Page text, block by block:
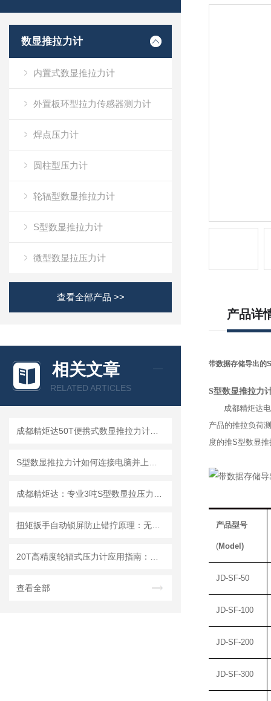
数显推拉力计
内置式数显推拉力计
外置板环型拉力传感器测力计
焊点压力计
圆柱型压力计
轮辐型数显推拉力计
S型数显推拉力计
微型数显拉压力计
查看全部产品 >>
相关文章
RELATED ARTICLES
查看全部
产品详
带数据存储导出的
S型数显推拉力
成都精炬达
产品的推拉负荷
度的推S型数显推
产品型号
(Model)
JD-SF-50
JD-SF-100
JD-SF-200
JD-SF-300